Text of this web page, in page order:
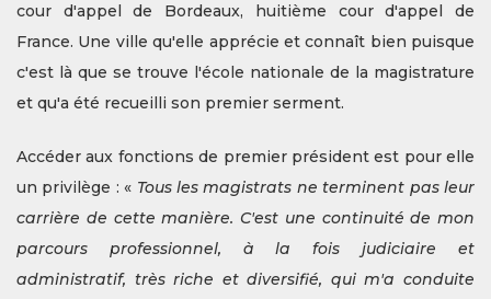
cour d'appel de Bordeaux, huitième cour d'appel de
France. Une ville qu'elle apprécie et connaît bien puisque
c'est là que se trouve l'école nationale de la magistrature
et qu'a été recueilli son premier serment.
Accéder aux fonctions de premier président est pour elle
un privilège : « Tous les magistrats ne terminent pas leur
carrière de cette manière. C'est une continuité de mon
parcours professionnel, à la fois judiciaire et
administratif, très riche et diversifié, qui m'a conduite